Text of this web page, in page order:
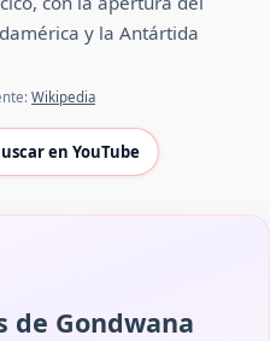
y la Antártida
Wikipedia
en YouTube
de Gondwana